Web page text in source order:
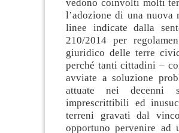
vedono coinvolti molti
l’adozione di una nuova
linee indicate dalla
210/2014 per
giuridico delle terre
perché tanti cittadini –
avviate a soluzione
attuate nei decenni
imprescrittibili ed
terreni gravati dal
opportuno pervenire ad